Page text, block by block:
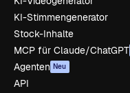
KI-Stimmengenerator
Stock-Inhalte
MCP für Claude/ChatGPT
Agenten Neu
API